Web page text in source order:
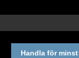
Handla för